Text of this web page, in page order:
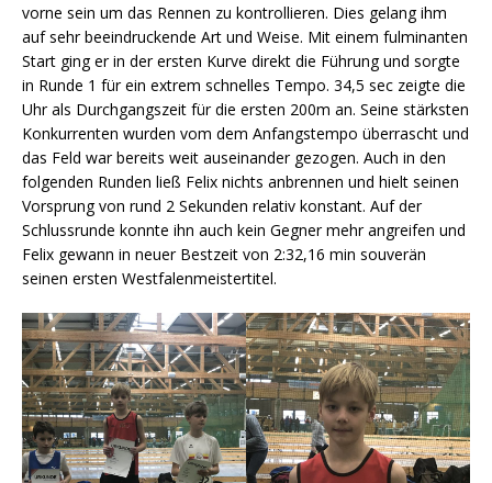
vorne sein um das Rennen zu kontrollieren. Dies gelang ihm
auf sehr beeindruckende Art und Weise. Mit einem fulminanten
Start ging er in der ersten Kurve direkt die Führung und sorgte
in Runde 1 für ein extrem schnelles Tempo. 34,5 sec zeigte die
Uhr als Durchgangszeit für die ersten 200m an. Seine stärksten
Konkurrenten wurden vom dem Anfangstempo überrascht und
das Feld war bereits weit auseinander gezogen. Auch in den
folgenden Runden ließ Felix nichts anbrennen und hielt seinen
Vorsprung von rund 2 Sekunden relativ konstant. Auf der
Schlussrunde konnte ihn auch kein Gegner mehr angreifen und
Felix gewann in neuer Bestzeit von 2:32,16 min souverän
seinen ersten Westfalenmeistertitel.